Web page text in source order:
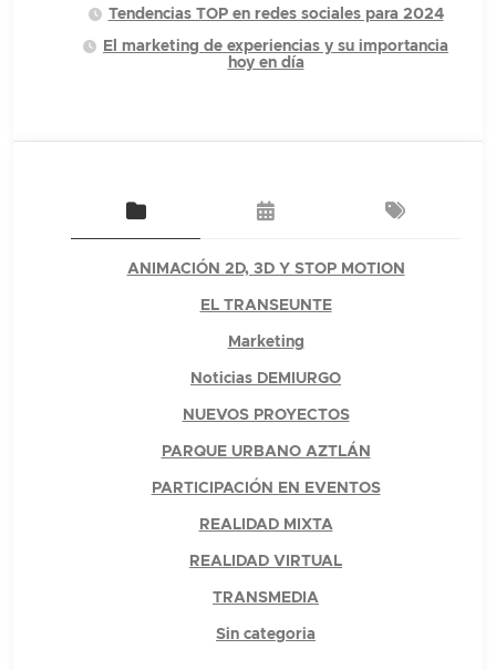
Tendencias TOP en redes sociales para 2024
El marketing de experiencias y su importancia
hoy en día
ANIMACIÓN 2D, 3D Y STOP MOTION
EL TRANSEUNTE
Marketing
Noticias DEMIURGO
NUEVOS PROYECTOS
PARQUE URBANO AZTLÁN
PARTICIPACIÓN EN EVENTOS
REALIDAD MIXTA
REALIDAD VIRTUAL
TRANSMEDIA
Sin categoria